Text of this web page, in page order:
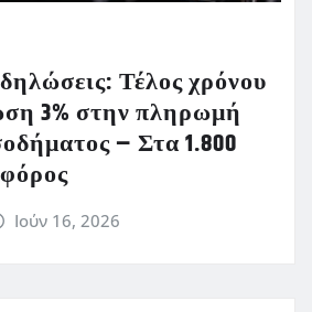
Τέλος χρόνου
3% στην πληρωμή
– Στα 1.800
Ιούν 16, 2026